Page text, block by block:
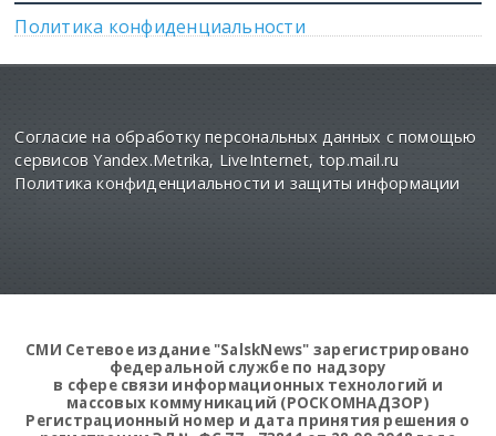
Политика конфиденциальности
Согласие на обработку персональных данных с помощью
сервисов Yandex.Metrika, LiveInternet, top.mail.ru
Политика конфиденциальности и защиты информации
СМИ Сетевое издание "SalskNews" зарегистрировано
федеральной службе по надзору
в сфере связи информационных технологий и
массовых коммуникаций (РОСКОМНАДЗОР)
Регистрационный номер и дата принятия решения о